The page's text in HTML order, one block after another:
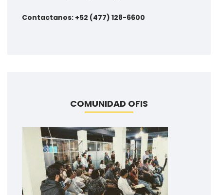
Contactanos: +52 (477) 128-6600
COMUNIDAD OFIS